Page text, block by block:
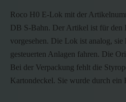
Roco H0 E-Lok mit der
DB S-Bahn. Der Artikel ist für den
vorgesehen. Die Lok ist analog,
gesteuerten Anlagen fahren. Die
Bei der Verpackung fehlt die
Kartondeckel. Sie wurde durch ein